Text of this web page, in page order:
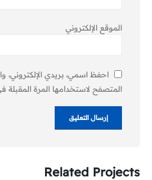
الموقع الإلكتروني
احفظ اسمي، بريدي الإلكتروني،
المتصفح لاستخدامها المرة المقبلة
Related Projects